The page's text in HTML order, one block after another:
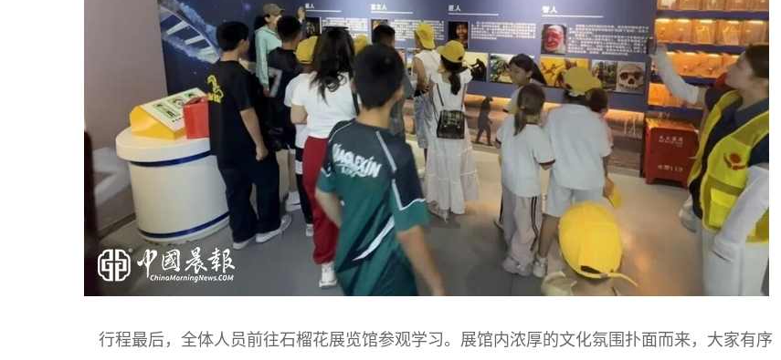
行程最后，全体人员前往石榴花展览馆参观学习。展馆内浓厚的文化氛围扑面而来，大家有序